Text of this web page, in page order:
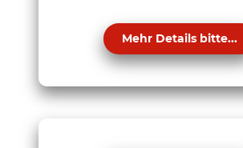
Mehr Details bitte...